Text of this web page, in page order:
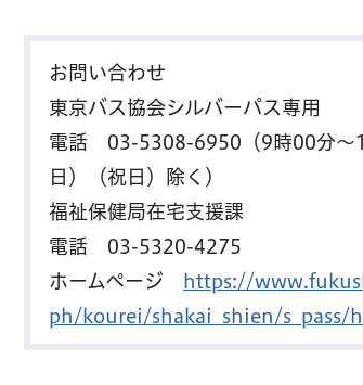
お問い合わせ
東京バス協会シルバーパス専用
電話 03-5308-6950 （9時00分
日）（祝日）除く）
福祉保健局在宅支援課
電話 03-5320-4275
ホームページ
https://
ph/kourei/shakai_shien/s_pass/